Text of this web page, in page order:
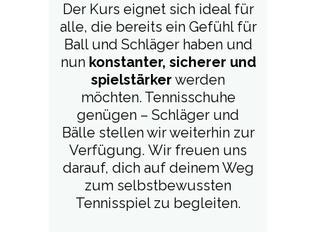
Der Kurs eignet sich ideal für
alle, die bereits ein Gefühl für
Ball und Schläger haben und
nun konstanter, sicherer und
spielstärker werden
möchten. Tennisschuhe
genügen – Schläger und
Bälle stellen wir weiterhin zur
Verfügung. Wir freuen uns
darauf, dich auf deinem Weg
zum selbstbewussten
Tennisspiel zu begleiten.